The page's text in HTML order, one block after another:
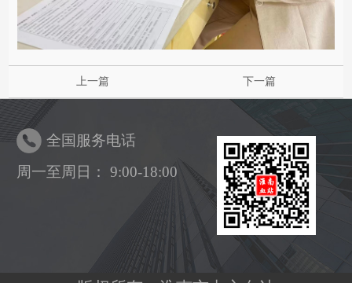
上一篇 下一篇
全国服务电话
周一至周日： 9:00-18:00